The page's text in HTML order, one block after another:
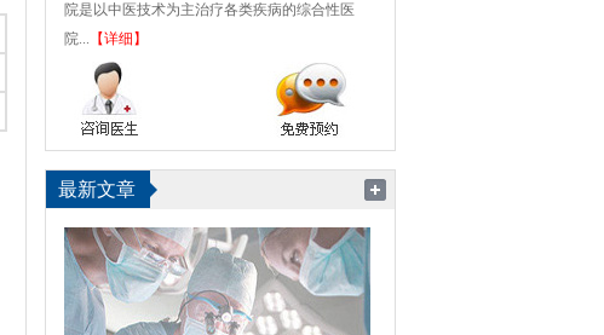
院是以中医技术为主治疗各类疾病的综合性医
院... 【详细】
最新文章